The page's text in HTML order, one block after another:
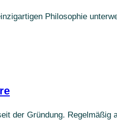
Philosophie
der Gründung.